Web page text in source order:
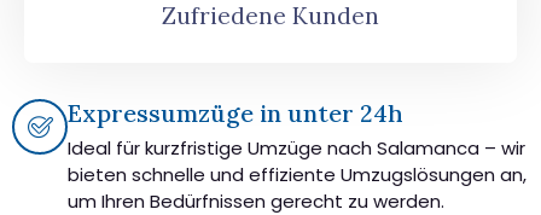
Zufriedene Kunden
Expressumzüge in unter 24h
Ideal für kurzfristige Umzüge nach Salamanca – wir
bieten schnelle und effiziente Umzugslösungen an,
um Ihren Bedürfnissen gerecht zu werden.